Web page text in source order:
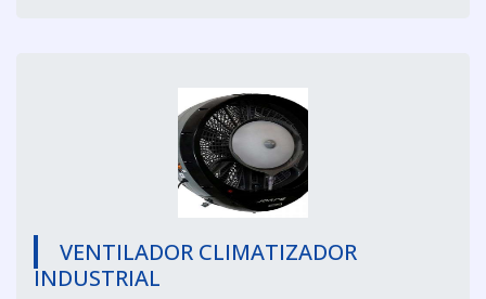
VENTILADOR CLIMATIZADOR
INDUSTRIAL